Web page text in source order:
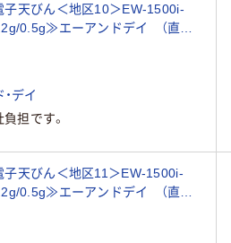
子天びん＜地区10＞EW-1500i-
0.5g≫エーアンドデイ （直送
デイ
担です。
子天びん＜地区11＞EW-1500i-
0.5g≫エーアンドデイ （直送